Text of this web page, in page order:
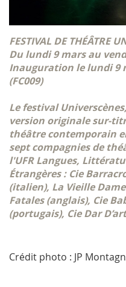
FESTIVAL DE THÉÂTRE
Du lundi 9 mars au
Inauguration le lundi 9
(FC009)
Le festival
version originale sur-
théâtre contemporain
sept compagnies de
l'UFR Langues,
Étrangères : Cie
(italien), La Vieille
Fatales (anglais), Cie
(portugais), Cie Dar
Crédit photo : JP